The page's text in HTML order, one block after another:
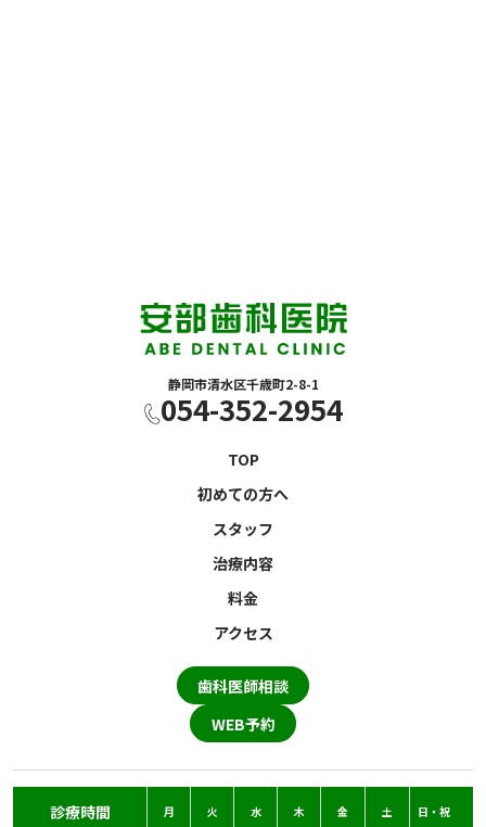
静岡市清水区千歳町2-8-1
054-352-2954
TOP
初めての方へ
スタッフ
治療内容
料金
アクセス
歯科医師相談
WEB予約
診療時間 月 火 水 木 金 土 日・祝